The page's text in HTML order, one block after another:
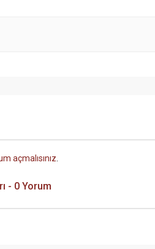
açmalısınız
- 0 Yorum